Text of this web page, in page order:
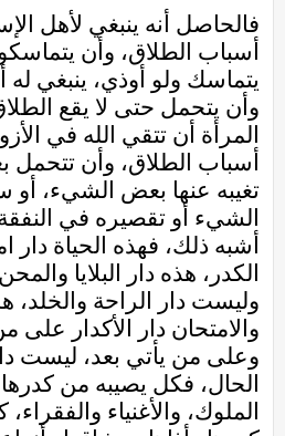
فالحاصل أنه ينبغي لأهل
أسباب الطلاق، وأن
يتماسك ولو أوذي، ينبغي
وأن يتحمل حتى لا يقع
المرأة أن تتقي الله في
أسباب الطلاق، وأن
تغيبه عنها بعض الشيء،
الشيء أو تقصيره في
أشبه ذلك، فهذه الحياة دار
الكدر، هذه دار البلايا
وليست دار الراحة والخلد،
والامتحان دار الأكدار على
وعلى من يأتي بعد، ليست
الحال، فكل يصيبه من
الملوك، والأغنياء